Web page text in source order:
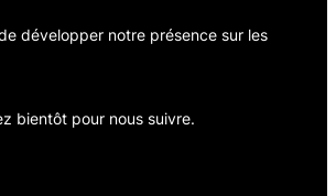
développer notre présence sur les
bientôt pour nous suivre.